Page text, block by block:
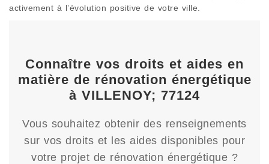
activement à l’évolution positive de votre ville.
Connaître vos droits et aides en
matière de rénovation énergétique
à VILLENOY; 77124
Vous souhaitez obtenir des renseignements
sur vos droits et les aides disponibles pour
votre projet de rénovation énergétique ?